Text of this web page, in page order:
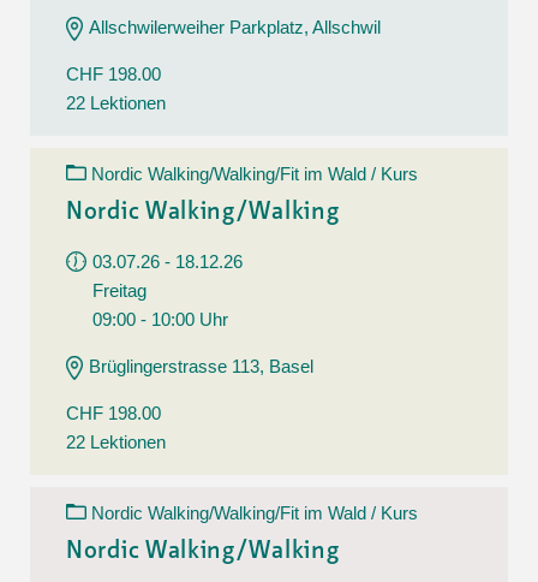
Allschwilerweiher Parkplatz, Allschwil
CHF 198.00
22 Lektionen
Nordic Walking/Walking/Fit im Wald / Kurs
Nordic Walking/Walking
03.07.26 - 18.12.26
Freitag
09:00 - 10:00 Uhr
Brüglingerstrasse 113, Basel
CHF 198.00
22 Lektionen
Nordic Walking/Walking/Fit im Wald / Kurs
Nordic Walking/Walking